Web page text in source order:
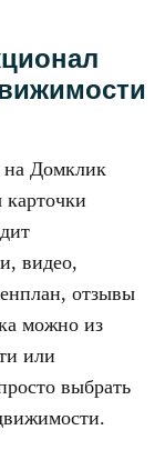
на Домклик
карточки
видео,
отзывы
можно из
или
выбрать